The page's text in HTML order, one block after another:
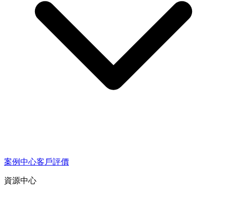
案例中心客戶評價
資源中心